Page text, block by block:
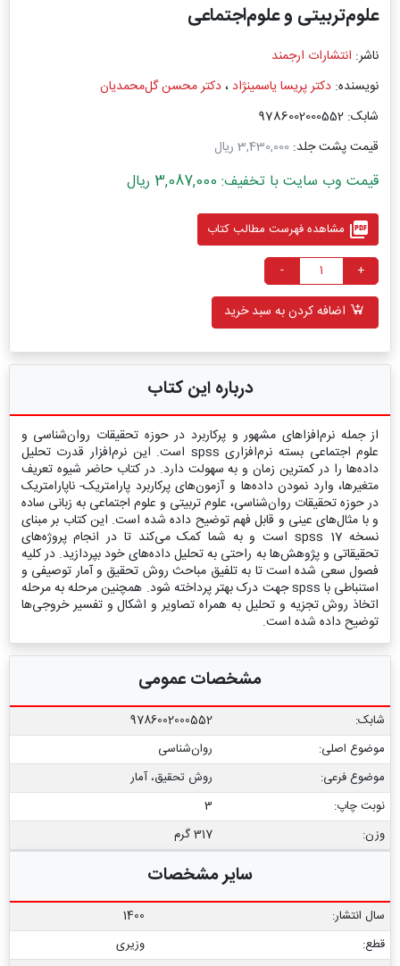
علوم‌تربیتی و علوم‌اجتماعی
ناشر: انتشارات ارجمند
نویسنده: دکتر پریسا یاسمینژاد،دکتر محسن گل‌محمدیان
شابک: 9786002000552
قیمت پشت جلد: 3,430,000 ریال
قیمت وب سایت با تخفیف: 3,087,000 ریال
picture_as_pdf مشاهده فهرست مطالب کتاب
+
-
اضافه کردن به سبد خرید
درباره این کتاب
از جمله نرم‌افزاهای مشهور و پرکاربرد در حوزه تحقیقات روان‌شناسی و
علوم اجتماعی بسته نرم‌افزاری spss است. این نرم‌افزار قدرت تحلیل
داده‌ها را در کمترین زمان و به سهولت دارد. در کتاب حاضر شیوه تعریف
متغیرها، وارد نمودن داده‌ها و آزمون‌های پرکاربرد پارامتریک- ناپارامتریک
در حوزه تحقیقات روان‌شناسی، علوم تربیتی و علوم اجتماعی به زبانی ساده
و با مثال‌های عینی و قابل فهم توضیح داده شده است. این کتاب بر مبنای
نسخه spss 17 است و به شما کمک می‌کند تا در انجام پروژه‌های
تحقیقاتی و پژوهش‌ها به راحتی به تحلیل داده‌های خود بپردازید. در کلیه
فصول سعی شده است تا به تلفیق مباحث روش تحقیق و آمار توصیفی و
استنباطی با spss جهت درک بهتر پرداخته شود. همچنین مرحله به مرحله
اتخاذ روش تجزیه و تحلیل به همراه تصاویر و اشکال و تفسیر خروجی‌ها
توضیح داده شده است.
مشخصات عمومی
شابک:
9786002000552
موضوع اصلی:
روان‌شناسی
موضوع فرعی:
روش تحقیق، آمار
نوبت چاپ:
3
وزن:
317 گرم
سایر مشخصات
سال انتشار:
1400
قطع:
وزیری